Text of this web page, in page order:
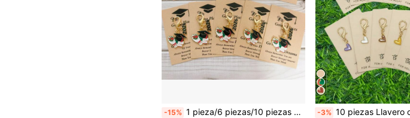
-15% 1 pieza/6 piezas/10 piezas Set de llaveros de temporada de graduación, diseño de libro, gorra de graduación, flor - Llavero de fiesta, regalo de graduación, adecuado para mochila, decoración de llave de coche, colgante conmemorativo de graduación, el regalo perfecto de graduación y mejores deseos para maestros, compañeros de clase y familia -3% 10 piezas Llavero con forma de corazón de aleación dorada - Llaveros con corazones de colores con tarjeta de agradecimiento - Aleación de zinc resistente - Pequeño regalo pensativo para maestros, madres, ancianos, mejores amigos - Adecuado para ocasiones especiales como cumpleaños, Navidad, Acción de Gracias, Año